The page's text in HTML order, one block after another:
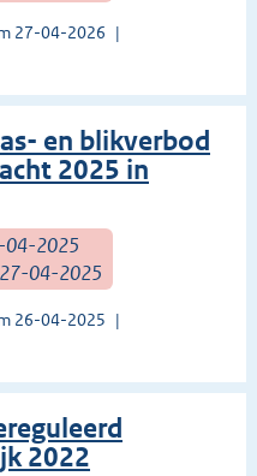
27-04-2026
en blikverbod
2025 in
04-2025
04-2025
26-04-2025
2022